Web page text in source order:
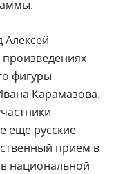
Алексей
фигуры
Карамазова.
еще русские
прием в
в национальной